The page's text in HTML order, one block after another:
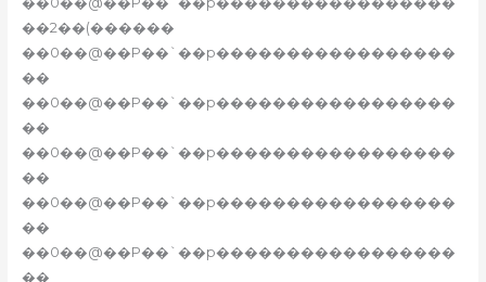
��2��(������
��0��@��P��`��p�����������������
��
��0��@��P��`��p�����������������
��
��0��@��P��`��p�����������������
��
��0��@��P��`��p�����������������
��
��0��@��P��`��p�����������������
��